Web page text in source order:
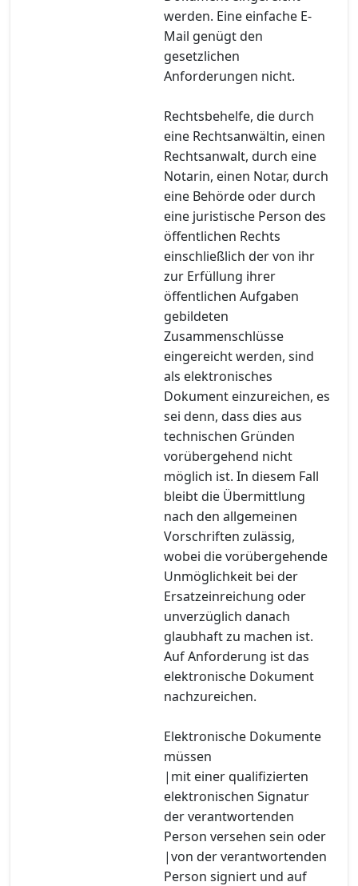
werden. Eine einfache E-
Mail genügt den
gesetzlichen
Anforderungen nicht.
Rechtsbehelfe, die durch
eine Rechtsanwältin, einen
Rechtsanwalt, durch eine
Notarin, einen Notar, durch
eine Behörde oder durch
eine juristische Person des
öffentlichen Rechts
einschließlich der von ihr
zur Erfüllung ihrer
öffentlichen Aufgaben
gebildeten
Zusammenschlüsse
eingereicht werden, sind
als elektronisches
Dokument einzureichen, es
sei denn, dass dies aus
technischen Gründen
vorübergehend nicht
möglich ist. In diesem Fall
bleibt die Übermittlung
nach den allgemeinen
Vorschriften zulässig,
wobei die vorübergehende
Unmöglichkeit bei der
Ersatzeinreichung oder
unverzüglich danach
glaubhaft zu machen ist.
Auf Anforderung ist das
elektronische Dokument
nachzureichen.
Elektronische Dokumente
müssen
|mit einer qualifizierten
elektronischen Signatur
der verantwortenden
Person versehen sein oder
|von der verantwortenden
Person signiert und auf